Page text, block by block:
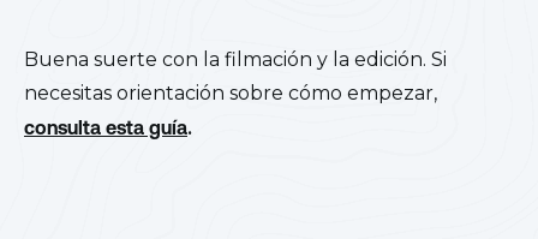
Buena suerte con la filmación y la edición. Si
necesitas orientación sobre cómo empezar,
consulta esta guía.